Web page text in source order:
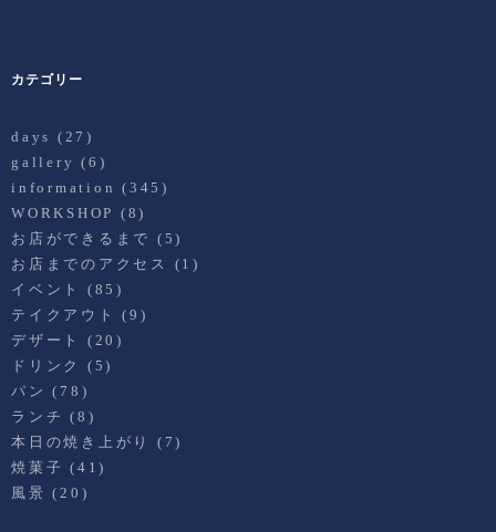
カテゴリー
days (27)
gallery (6)
information (345)
WORKSHOP (8)
お店ができるまで (5)
お店までのアクセス
(1)
イベント
(85)
テイクアウト
(9)
デザート
(20)
ドリンク
(5)
パン (78)
ランチ (8)
本日の焼き上がり
(7)
焼菓子 (41)
風景 (20)